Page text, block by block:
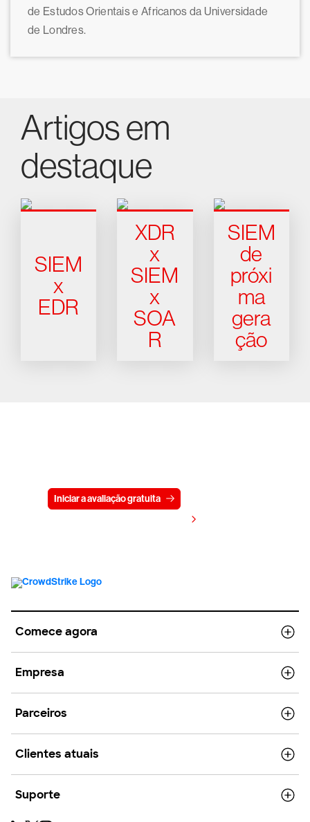
de Estudos Orientais e Africanos da Universidade
de Londres.
Artigos em
destaque
SIEM
x
EDR
XDR
x
SIEM
x
SOA
R
SIEM
de
próxi
ma
gera
ção
Iniciar a avaliação gratuita
Comece agora
Empresa
Parceiros
Clientes atuais
Suporte